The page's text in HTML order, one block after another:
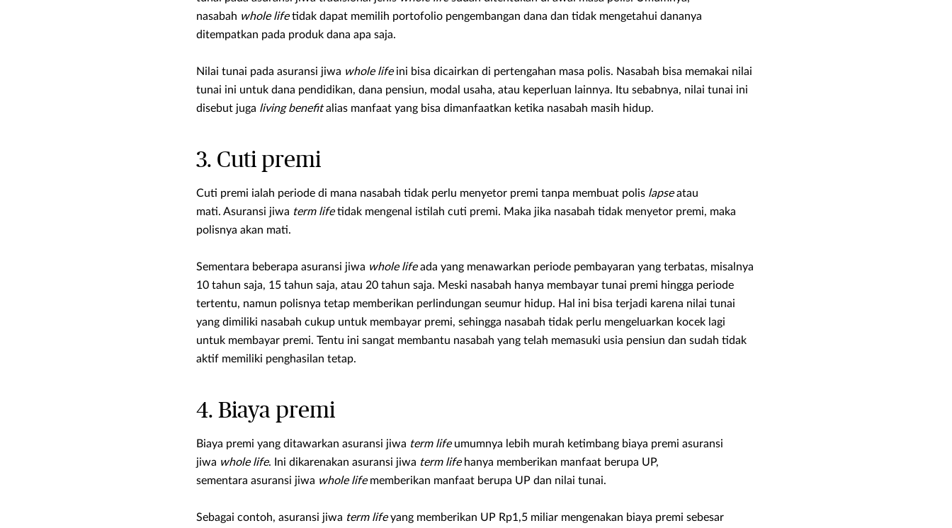
nasabah whole lifetidak dapat memilih portofolio pengembangan dana dan tidak mengetahui dananya
ditempatkan pada produk dana apa saja.
Nilai tunai pada asuransi jiwa whole lifeini bisa dicairkan di pertengahan masa polis. Nasabah bisa memakai nilai
tunai ini untuk dana pendidikan, dana pensiun, modal usaha, atau keperluan lainnya. Itu sebabnya, nilai tunai ini
disebut juga living benefitalias manfaat yang bisa dimanfaatkan ketika nasabah masih hidup.
3. Cuti premi
Cuti premi ialah periode di mana nasabah tidak perlu menyetor premi tanpa membuat polis lapseatau
mati. Asuransi jiwa term lifetidak mengenal istilah cuti premi. Maka jika nasabah tidak menyetor premi, maka
polisnya akan mati.
Sementara beberapa asuransi jiwa whole lifeada yang menawarkan periode pembayaran yang terbatas, misalnya
10 tahun saja, 15 tahun saja, atau 20 tahun saja. Meski nasabah hanya membayar tunai premi hingga periode
tertentu, namun polisnya tetap memberikan perlindungan seumur hidup. Hal ini bisa terjadi karena nilai tunai
yang dimiliki nasabah cukup untuk membayar premi, sehingga nasabah tidak perlu mengeluarkan kocek lagi
untuk membayar premi. Tentu ini sangat membantu nasabah yang telah memasuki usia pensiun dan sudah tidak
aktif memiliki penghasilan tetap.
4. Biaya premi
Biaya premi yang ditawarkan asuransi jiwa term lifeumumnya lebih murah ketimbang biaya premi asuransi
jiwa whole life. Ini dikarenakan asuransi jiwa term lifehanya memberikan manfaat berupa UP,
sementara asuransi jiwa whole lifememberikan manfaat berupa UP dan nilai tunai.
Sebagai contoh, asuransi jiwa term lifeyang memberikan UP Rp1,5 miliar mengenakan biaya premi sebesar